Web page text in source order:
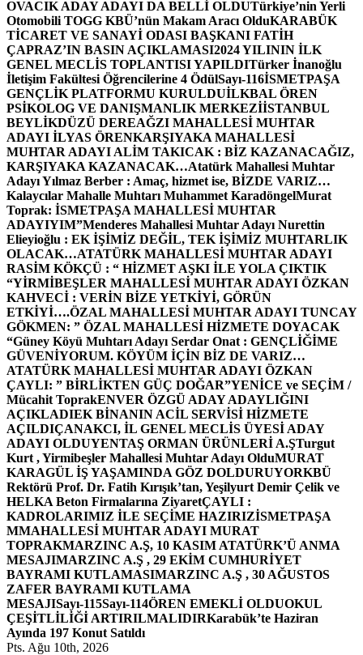
OVACIK ADAY ADAYI DA BELLİ OLDUTürkiye’nin Yerli
Otomobili TOGG KBÜ’nün Makam Aracı OlduKARABÜK
TİCARET VE SANAYİ ODASI BAŞKANI FATİH
ÇAPRAZ’IN BASIN AÇIKLAMASI2024 YILININ İLK
GENEL MECLİS TOPLANTISI YAPILDITürker İnanoğlu
İletişim Fakültesi Öğrencilerine 4 ÖdülSayı-116İSMETPAŞA
GENÇLİK PLATFORMU KURULDUİLKBAL ÖREN
PSİKOLOG VE DANIŞMANLIK MERKEZİİSTANBUL
BEYLİKDÜZÜ DEREAĞZI MAHALLESİ MUHTAR
ADAYI İLYAS ÖRENKARŞIYAKA MAHALLESİ
MUHTAR ADAYI ALİM TAKICAK : BİZ KAZANACAĞIZ,
KARŞIYAKA KAZANACAK…Atatürk Mahallesi Muhtar
Adayı Yılmaz Berber : Amaç, hizmet ise, BİZDE VARIZ…
Kalaycılar Mahalle Muhtarı Muhammet KaradöngelMurat
Toprak: İSMETPAŞA MAHALLESİ MUHTAR
ADAYIYIM”Menderes Mahallesi Muhtar Adayı Nurettin
Elieyioğlu : EK İŞİMİZ DEĞİL, TEK İŞİMİZ MUHTARLIK
OLACAK…ATATÜRK MAHALLESİ MUHTAR ADAYI
RASİM KÖKÇÜ : “ HİZMET AŞKI İLE YOLA ÇIKTIK
“YİRMİBEŞLER MAHALLESİ MUHTAR ADAYI ÖZKAN
KAHVECİ : VERİN BİZE YETKİYİ, GÖRÜN
ETKİYİ….ÖZAL MAHALLESİ MUHTAR ADAYI TUNCAY
GÖKMEN: ” ÖZAL MAHALLESİ HİZMETE DOYACAK
“Güney Köyü Muhtarı Adayı Serdar Onat : GENÇLİĞİME
GÜVENİYORUM. KÖYÜM İÇİN BİZ DE VARIZ…
ATATÜRK MAHALLESİ MUHTAR ADAYI ÖZKAN
ÇAYLI: ” BİRLİKTEN GÜÇ DOĞAR”YENİCE ve SEÇİM /
Mücahit ToprakENVER ÖZGÜ ADAY ADAYLIĞINI
AÇIKLADIEK BİNANIN ACİL SERVİSİ HİZMETE
AÇILDIÇANAKCI, İL GENEL MECLİS ÜYESİ ADAY
ADAYI OLDUYENTAŞ ORMAN ÜRÜNLERİ A.ŞTurgut
Kurt , Yirmibeşler Mahallesi Muhtar Adayı OlduMURAT
KARAGÜL İŞ YAŞAMINDA GÖZ DOLDURUYORKBÜ
Rektörü Prof. Dr. Fatih Kırışık’tan, Yeşilyurt Demir Çelik ve
HELKA Beton Firmalarına ZiyaretÇAYLI :
KADROLARIMIZ İLE SEÇİME HAZIRIZİSMETPAŞA
MMAHALLESİ MUHTAR ADAYI MURAT
TOPRAKMARZINC A.Ş, 10 KASIM ATATÜRK’Ü ANMA
MESAJIMARZINC A.Ş , 29 EKİM CUMHURİYET
BAYRAMI KUTLAMASIMARZINC A.Ş , 30 AĞUSTOS
ZAFER BAYRAMI KUTLAMA
MESAJISayı-115Sayı-114ÖREN EMEKLİ OLDUOKUL
ÇEŞİTLİLİĞİ ARTIRILMALIDIRKarabük’te Haziran
Ayında 197 Konut Satıldı
Pts. Ağu 10th, 2026